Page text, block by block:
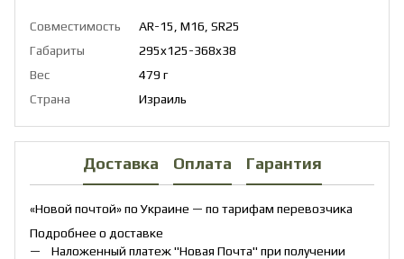
Совместимость
AR-15, M16, SR25
Габариты
295x125-368x38
Вес
479 г
Страна
Израиль
Доставка Оплата Гарантия
«Новой почтой» по Украине — по тарифам перевозчика
Подробнее о доставке
Наложенный платеж "Новая Почта" при получении